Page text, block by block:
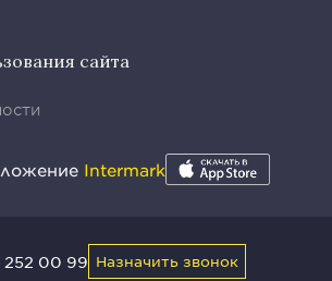
сайта
Intermark
252 00 99 Назначить звонок